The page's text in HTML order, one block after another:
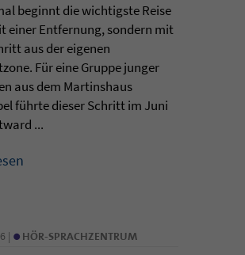
beginnt die wichtigste Reise
einer Entfernung, sondern mit
aus der eigenen
Für eine Gruppe junger
aus dem Martinshaus
führte dieser Schritt im Juni
...
| • HÖR-SPRACHZENTRUM